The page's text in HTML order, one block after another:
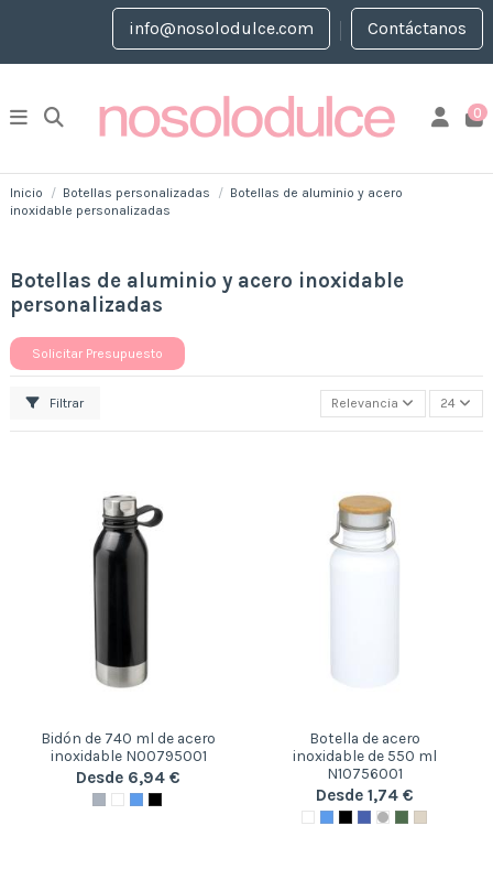
info@nosolodulce.com Contáctanos
0
Inicio Botellas personalizadas
Botellas de aluminio y acero
inoxidable personalizadas
Botellas de aluminio y acero inoxidable
personalizadas
Solicitar Presupuesto
Filtrar Relevancia 24
Bidón de 740 ml de acero
inoxidable N00795001
Desde 6,94 €
Botella de acero
inoxidable de 550 ml
N10756001
Desde 1,74 €